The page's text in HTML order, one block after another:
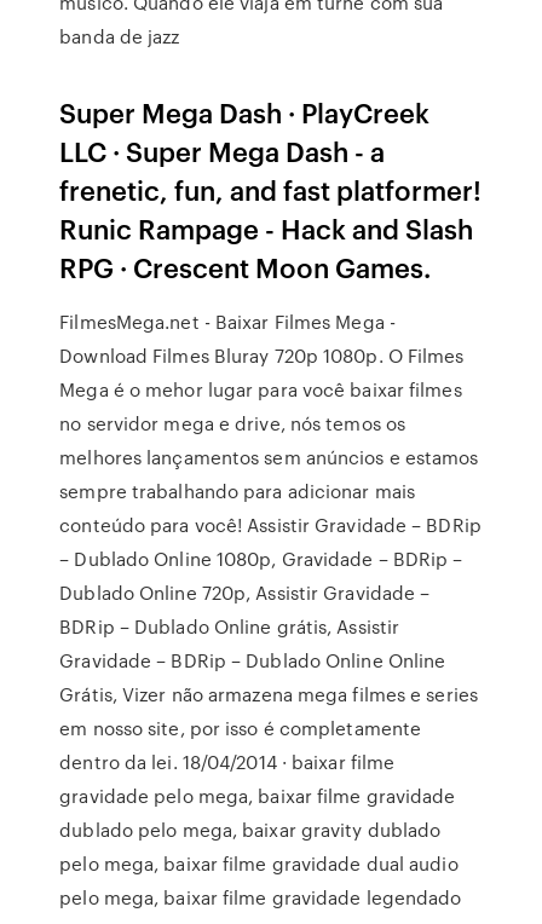
banda de jazz
Super Mega Dash · PlayCreek
LLC · Super Mega Dash - a
frenetic, fun, and fast platformer!
Runic Rampage - Hack and Slash
RPG · Crescent Moon Games.
FilmesMega.net - Baixar Filmes Mega -
Download Filmes Bluray 720p 1080p. O Filmes
Mega é o mehor lugar para você baixar filmes
no servidor mega e drive, nós temos os
melhores lançamentos sem anúncios e estamos
sempre trabalhando para adicionar mais
conteúdo para você! Assistir Gravidade – BDRip
– Dublado Online 1080p, Gravidade – BDRip –
Dublado Online 720p, Assistir Gravidade –
BDRip – Dublado Online grátis, Assistir
Gravidade – BDRip – Dublado Online Online
Grátis, Vizer não armazena mega filmes e series
em nosso site, por isso é completamente
dentro da lei. 18/04/2014 · baixar filme
gravidade pelo mega, baixar filme gravidade
dublado pelo mega, baixar gravity dublado
pelo mega, baixar filme gravidade dual audio
pelo mega, baixar filme gravidade legendado